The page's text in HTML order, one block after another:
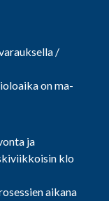
/
on ma-
ja
klo
aikana